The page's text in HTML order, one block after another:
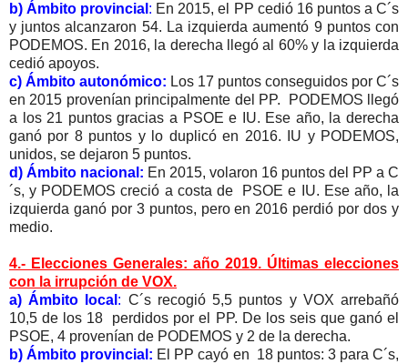
b) Ámbito provincial : En 2015, el PP cedió 16 puntos a C´s
y juntos alcanzaron 54. La izquierda aumentó 9 puntos con
PODEMOS. En 2016, la derecha llegó al 60% y la izquierda
cedió apoyos.
c) Ámbito autonómico: Los 17 puntos conseguidos por C´s
en 2015 provenían principalmente del PP. PODEMOS llegó
a los 21 puntos gracias a PSOE e IU. Ese año, la derecha
ganó por 8 puntos y lo duplicó en 2016. IU y PODEMOS,
unidos, se dejaron 5 puntos.
d) Ámbito nacional: En 2015, volaron 16 puntos del PP a C
´s, y PODEMOS creció a costa de PSOE e IU. Ese año, la
izquierda ganó por 3 puntos, pero en 2016 perdió por dos y
medio.
4.- Elecciones Generales: año 2019. Últimas elecciones
con la irrupción de VOX.
a) Ámbito local : C´s recogió 5,5 puntos y VOX arrebañó
10,5 de los 18 perdidos por el PP. De los seis que ganó el
PSOE, 4 provenían de PODEMOS y 2 de la derecha.
b) Ámbito provincial: El PP cayó en 18 puntos: 3 para C´s,